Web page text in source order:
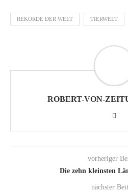
REKORDE DER WELT TIERWELT
ROBERT-VON-
vorheriger
Die zehn kleinsten
nächster